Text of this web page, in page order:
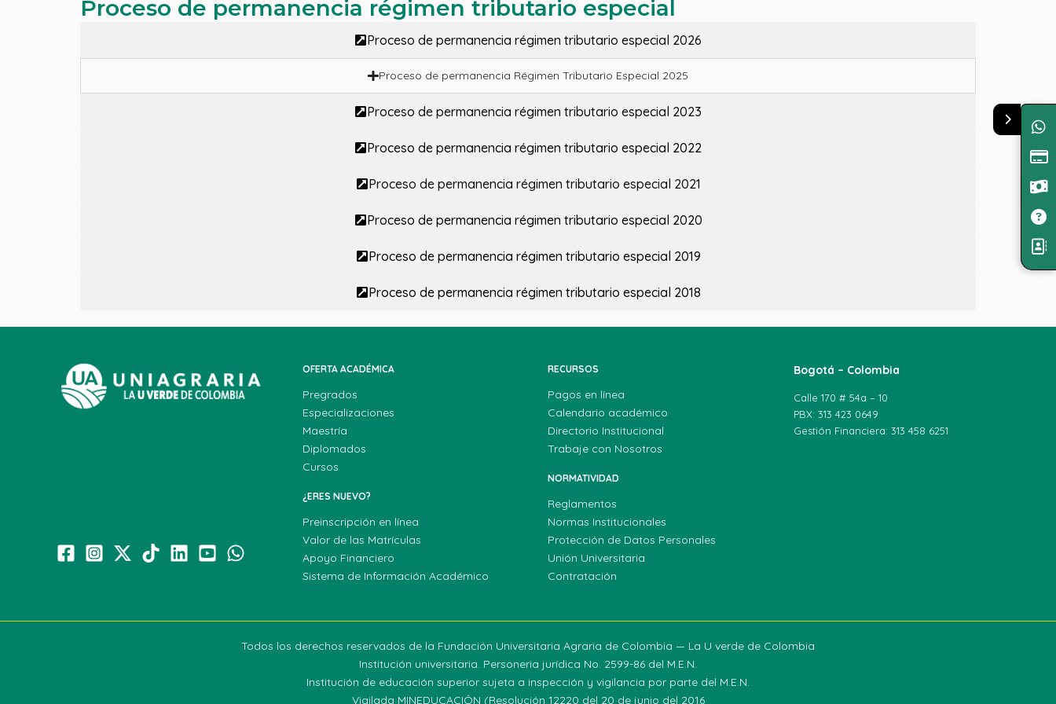
Proceso de permanencia régimen tributario especial
Proceso de permanencia régimen tributario especial 2026
Proceso de permanencia Régimen Tributario Especial 2025
Proceso de permanencia régimen tributario especial 2023
Proceso de permanencia régimen tributario especial 2022
Proceso de permanencia régimen tributario especial 2021
Proceso de permanencia régimen tributario especial 2020
Proceso de permanencia régimen tributario especial 2019
Proceso de permanencia régimen tributario especial 2018
OFERTA ACADÉMICA
Pregrados
Especializaciones
Maestría
Diplomados
Cursos
¿ERES NUEVO?
Preinscripción en línea
Valor de las Matrículas
Apoyo Financiero
Sistema de Información Académico
RECURSOS
Pagos en línea
Calendario académico
Directorio Institucional
Trabaje con Nosotros
NORMATIVIDAD
Reglamentos
Normas Institucionales
Protección de Datos Personales
Unión Universitaria
Contratación
Bogotá – Colombia
Calle 170 # 54a – 10
PBX: 313 423 0649
Gestión Financiera: 313 458 6251
Todos los derechos reservados de la Fundación Universitaria Agraria de Colombia — La U verde de Colombia
Institución universitaria. Personeria jurídica No. 2599-86 del M.E.N.
Institución de educación superior sujeta a inspección y vigilancia por parte del M.E.N.
Vigilada MINEDUCACIÓN (Resolución 12220 del 20 de junio del 2016